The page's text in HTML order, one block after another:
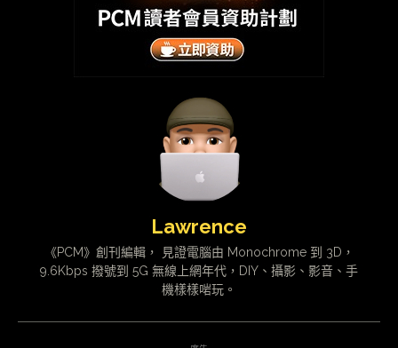
Lawrence
《PCM》創刊編輯， 見證電腦由 Monochrome 到 3D，
9.6Kbps 撥號到 5G 無線上網年代，DIY、攝影、影音、手
機樣樣啱玩。